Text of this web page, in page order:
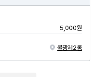
5,000원
불광제2동